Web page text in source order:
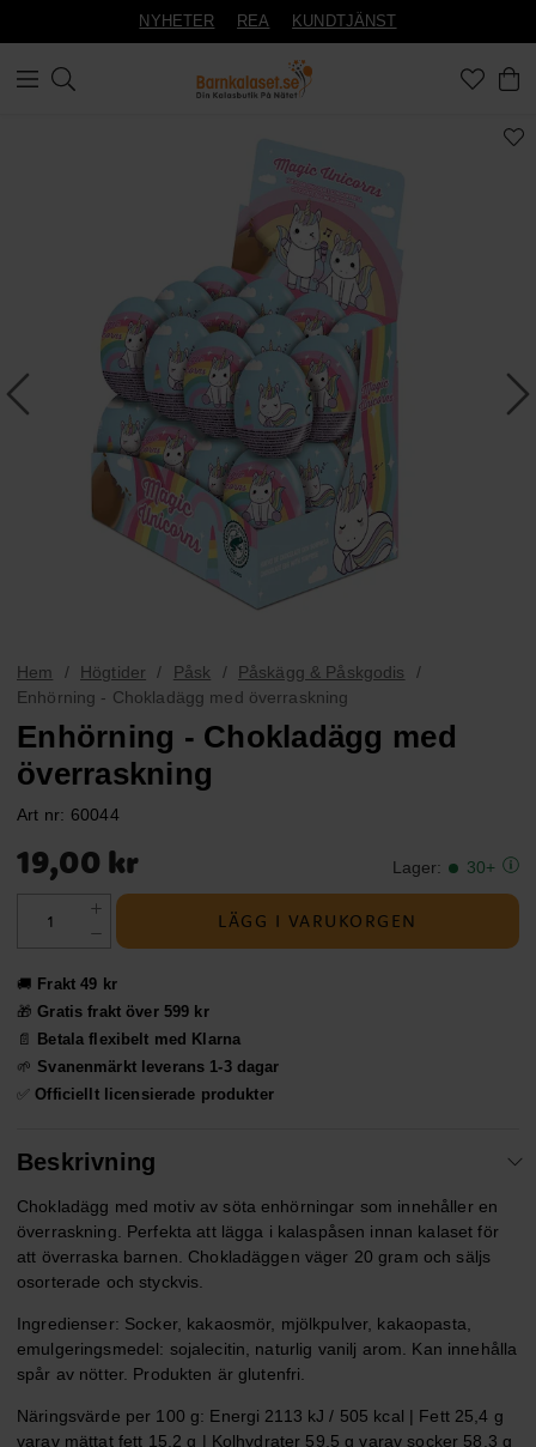
NYHETER REA KUNDTJÄNST
Hem Högtider Påsk
Påskägg & Påskgodis
Enhörning - Chokladägg med överraskning
Enhörning - Chokladägg med
överraskning
Art nr: 60044
Pris: 19,00 kr
19,00 kr Lager: 30+
LÄGG I VARUKORGEN
🚚 Frakt 49 kr
🎁Gratis frakt över 599 kr
📄
Betala flexibelt med Klarna
🌱 Svanenmärkt leverans 1-3 dagar
✅Officiellt licensierade produkter
Beskrivning
Chokladägg med motiv av söta enhörningar som innehåller en
överraskning. Perfekta att lägga i kalaspåsen innan kalaset för
att överraska barnen. Chokladäggen väger 20 gram och säljs
osorterade och styckvis.
Ingredienser: Socker, kakaosmör, mjölkpulver, kakaopasta,
emulgeringsmedel: sojalecitin, naturlig vanilj arom. Kan innehålla
spår av nötter. Produkten är glutenfri.
Näringsvärde per 100 g: Energi 2113 kJ / 505 kcal | Fett 25,4 g
varav mättat fett 15,2 g | Kolhydrater 59,5 g varav socker 58,3 g